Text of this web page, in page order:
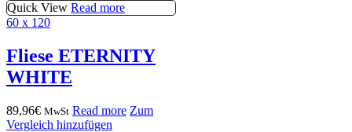
Quick View Read more
60 x 120
Fliese ETERNITY
WHITE
89,96€ MwSt Read more Zum
Vergleich hinzufügen